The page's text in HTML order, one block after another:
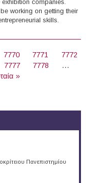
companies.
working on getting their
skills.
– One Year Program for
7770 7771
7772
7777 7778
…
»
Πανεπιστημίου